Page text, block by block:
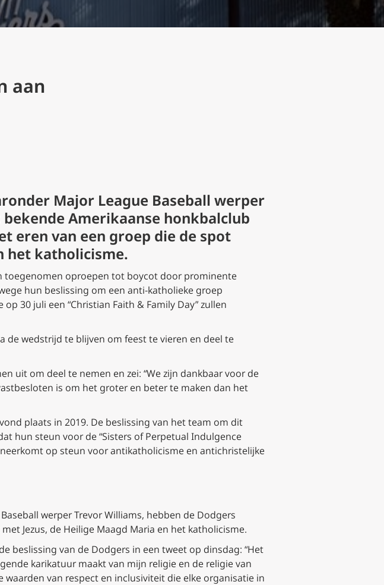
aan
Major League Baseball werper
bekende Amerikaanse honkbalclub
eren van een groep die de spot
het katholicisme.
toegenomen oproepen tot boycot door prominente
hun beslissing om een anti-katholieke groep
30 juli een “Christian Faith & Family Day” zullen
wedstrijd te blijven om feest te vieren en deel te
uit om deel te nemen en zei: “We zijn dankbaar voor de
is om het groter en beter te maken dan het
plaats in 2019. De beslissing van het team om dit
hun steun voor de “Sisters of Perpetual Indulgence
neerkomt op steun voor antikatholicisme en antichristelijke
werper Trevor Williams, hebben de Dodgers
Jezus, de Heilige Maagd Maria en het katholicisme.
beslissing van de Dodgers in een tweet op dinsdag: “Het
karikatuur maakt van mijn religie en de religie van
van respect en inclusiviteit die elke organisatie in